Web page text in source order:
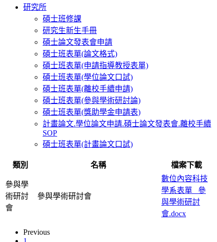
研究所
碩士班修課
研究生新生手冊
碩士論文發表會申請
碩士班表單(論文格式)
碩士班表單(申請指導教授表單)
碩士班表單(學位論文口試)
碩士班表單(離校手續申請)
碩士班表單(參與學術研討論)
碩士班表單(獎助學金申請表)
計畫論文.學位論文申請.碩士論文發表會.離校手續
SOP
碩士班表單(計畫論文口試)
類別 名稱 檔案下載
參與學
術研討
會
參與學術研討會
數位內容科技
學系表單_ 參
與學術研討
會.docx
Previous